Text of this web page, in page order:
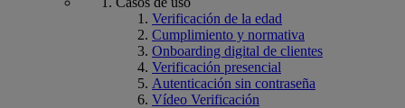
Verificación de la edad
Cumplimiento y normativa
Onboarding digital de clientes
Verificación presencial
Autenticación sin contraseña
Vídeo Verificación